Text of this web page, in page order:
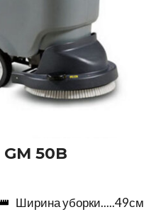
GM 50B
Ширина уборки.....49см